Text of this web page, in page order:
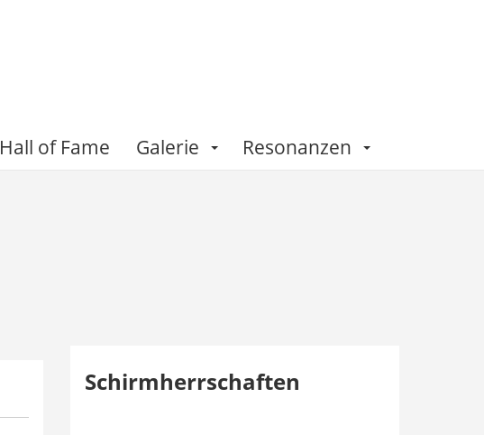
Hall of Fame Galerie Resonanzen
Schirmherrschaften